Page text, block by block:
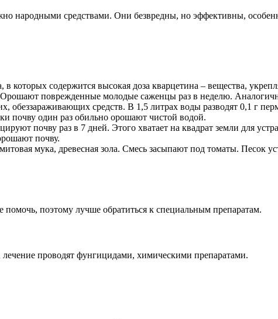
народными средствами. Они безвредны, но эффективны,
которых содержится высокая доза кварцетина – вещества,
поврежденные молодые саженцы раз в неделю.
обеззараживающих средств. В 1,5 литрах воды разводят 0,1 г
почву один раз обильно орошают чистой водой.
почву раз в 7 дней. Этого хватает на квадрат земли для
почву.
мука, древесная зола. Смесь засыпают под томаты. Песок
поэтому лучше обратиться к специальным препаратам.
лечение проводят фунгицидами, химическими препаратами.